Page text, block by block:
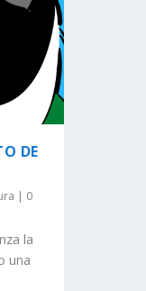
DE
| 0
la
una